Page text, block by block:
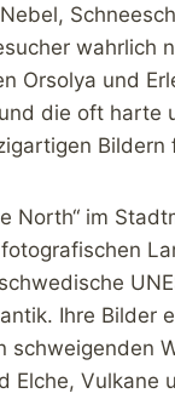
wahrlich
Orsolya und
die oft harte
Bildern
North“ im
Ihre Bilder
schweigenden
Elche,